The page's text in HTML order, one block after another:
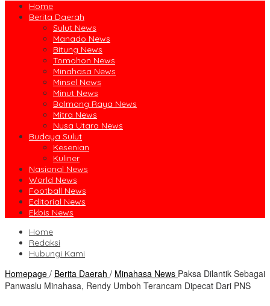
Home
Berita Daerah
Sulut News
Manado News
Bitung News
Tomohon News
Minahasa News
Minsel News
Minut News
Bolmong Raya News
Mitra News
Nusa Utara News
Budaya Sulut
Kesenian
Kuliner
Nasional News
World News
Football News
Editorial News
Ekbis News
Home
Redaksi
Hubungi Kami
Homepage / Berita Daerah / Minahasa News Paksa Dilantik Sebagai
Panwaslu Minahasa, Rendy Umboh Terancam Dipecat Dari PNS